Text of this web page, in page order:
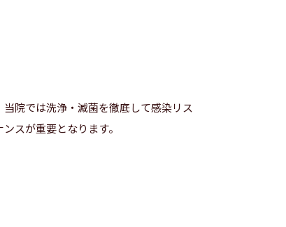
院では洗浄・滅菌を徹底して感染リス
スが重要となります。